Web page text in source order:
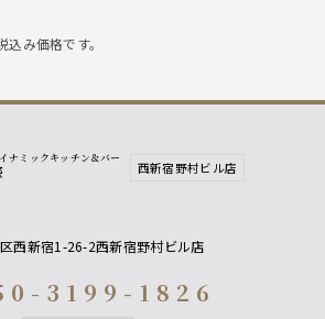
み価格です。
ナミックキッチン＆バー
西新宿野村ビル店
西新宿1-26-2西新宿野村ビル店
3199-1826